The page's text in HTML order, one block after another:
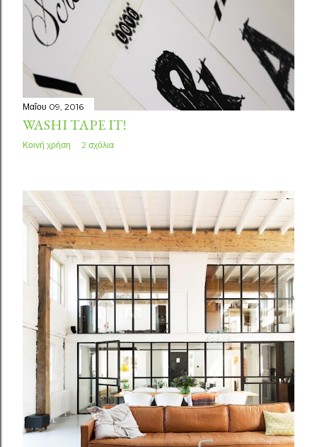
Μαΐου 09, 2016
WASHI TAPE IT!
Κοινή χρήση 2 σχόλια